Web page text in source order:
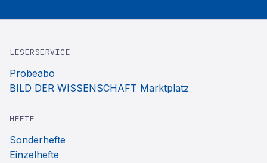
LESERSERVICE
Probeabo
BILD DER WISSENSCHAFT Marktplatz
HEFTE
Sonderhefte
Einzelhefte